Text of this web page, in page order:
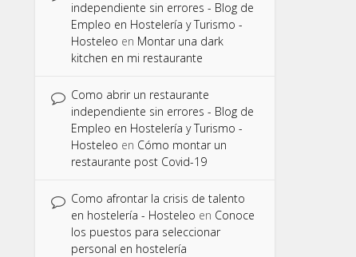
independiente sin errores - Blog de
Empleo en Hostelería y Turismo -
Hosteleo en Montar una dark
kitchen en mi restaurante
Como abrir un restaurante
independiente sin errores - Blog de
Empleo en Hostelería y Turismo -
Hosteleo en Cómo montar un
restaurante post Covid-19
Como afrontar la crisis de talento
en hostelería - Hosteleo en Conoce
los puestos para seleccionar
personal en hostelería